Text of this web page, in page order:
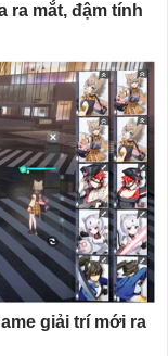
ra mắt, đậm tính
giải trí mới ra